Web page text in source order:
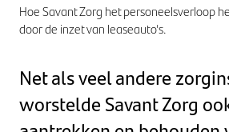
Hoe Savant Zorg het personeelsverloop
door de inzet van leaseauto’s.
Net als veel andere
worstelde Savant Zorg